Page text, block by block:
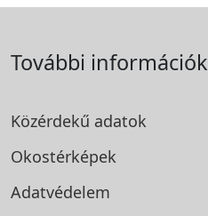
További információk
Közérdekű adatok
Okostérképek
Adatvédelem